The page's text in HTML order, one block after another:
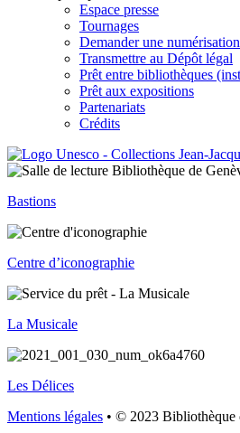
Espace presse
Tournages
Demander une numérisation
Transmettre au Dépôt légal
Prêt entre bibliothèques
Prêt aux expositions
Partenariats
Crédits
Bastions
Centre d’iconographie
La Musicale
Les Délices
Mentions légales • © 2023 Bibliothèque